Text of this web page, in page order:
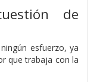
de
esfuerzo, ya
que trabaja con la